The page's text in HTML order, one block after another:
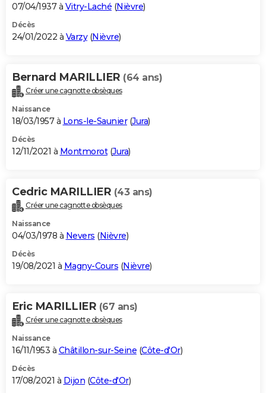
07/04/1937 à Vitry-Laché (Nièvre)
Décès
24/01/2022 à Varzy(Nièvre)
Bernard MARILLIER (64 ans)
Créer une cagnotte obsèques
Naissance
18/03/1957 à Lons-le-Saunier(Jura)
Décès
12/11/2021 à Montmorot(Jura)
Cedric MARILLIER (43 ans)
Créer une cagnotte obsèques
Naissance
04/03/1978 à Nevers (Nièvre)
Décès
19/08/2021 à Magny-Cours (Nièvre)
Eric MARILLIER (67 ans)
Créer une cagnotte obsèques
Naissance
16/11/1953 à Châtillon-sur-Seine (Côte-d'Or)
Décès
17/08/2021 à Dijon (Côte-d'Or)